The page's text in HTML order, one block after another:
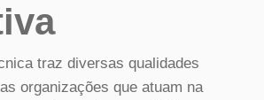
traz diversas qualidades
organizações que atuam na